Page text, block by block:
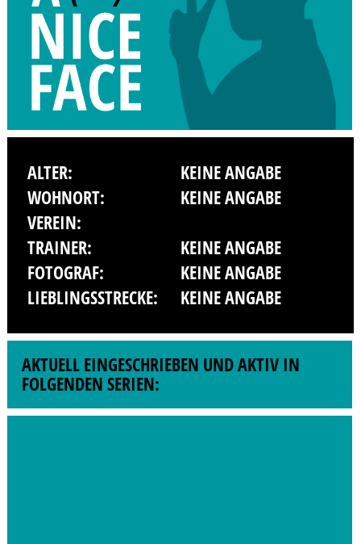
ALTER:
KEINE ANGABE
WOHNORT:
KEINE ANGABE
VEREIN:
TRAINER:
KEINE ANGABE
FOTOGRAF:
KEINE ANGABE
LIEBLINGSSTRECKE:
KEINE ANGABE
AKTUELL EINGESCHRIEBEN UND AKTIV IN
FOLGENDEN SERIEN: